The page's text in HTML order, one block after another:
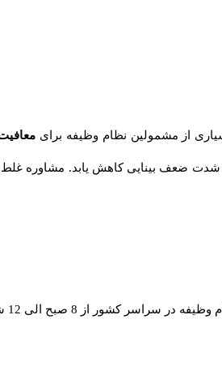
از مشمولین نظام وظیفه برای
شدت ضعف بینایی کاهش یابد. مشاوره غلط
کشور از 8 صبح الی 12 شب حتی ایام تعطیل